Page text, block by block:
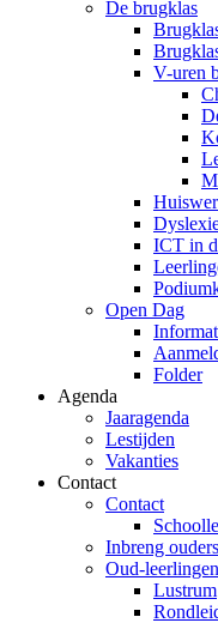
De brugklas
V-uren
ICT in
Open Dag
Folder
Agenda
Jaaragenda
Lestijden
Vakanties
Contact
Contact
Inbreng ouders
Oud-leerlingen
Lustrum